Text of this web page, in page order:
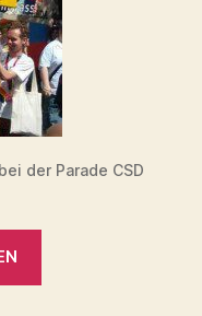
der Parade CSD